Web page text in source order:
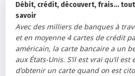
Débit, crédit, découvert, frais… tout
savoir
Avec des milliers de banques à
et en moyenne 4 cartes de crédit
américain, la carte bancaire a un
aux États-Unis. S’il est vrai qu’il
d’obtenir un carte quand on est